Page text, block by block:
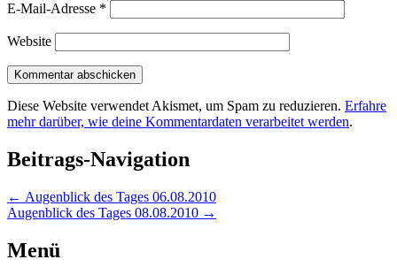
E-Mail-Adresse *
Website
Diese Website verwendet Akismet, um Spam zu reduzieren. Erfahre
mehr darüber, wie deine Kommentardaten verarbeitet werden.
Beitrags-Navigation
← Augenblick des Tages 06.08.2010
Augenblick des Tages 08.08.2010 →
Menü